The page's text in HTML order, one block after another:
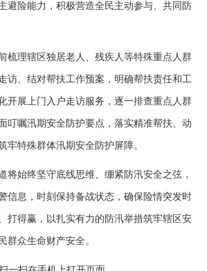
避险能力，积极营造全民主动参与、共同防
理辖区独居老人、残疾人等特殊重点人群
访、结对帮扶工作预案，明确帮扶责任和工
开展上门入户走访服务，逐一排查重点人群
叮嘱汛期安全防护要点，落实精准帮扶、动
牢特殊群体汛期安全防护屏障。
始终坚守底线思维、绷紧防汛安全之弦，
信息，时刻保持备战状态，确保险情突发时
打得赢，以扎实有力的防汛举措筑牢辖区安
群众生命财产安全。